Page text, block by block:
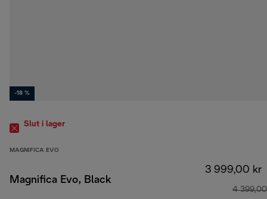
-18 %
Slut i lager
MAGNIFICA EVO
Magnifica Evo, Black
3 999,00 kr
4